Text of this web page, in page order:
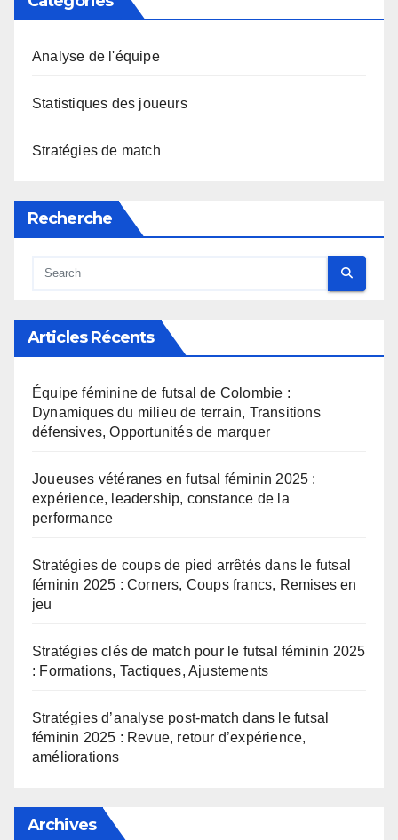
Analyse de l'équipe
Statistiques des joueurs
Stratégies de match
Recherche
Articles Récents
Équipe féminine de futsal de Colombie :
Dynamiques du milieu de terrain, Transitions
défensives, Opportunités de marquer
Joueuses vétéranes en futsal féminin 2025 :
expérience, leadership, constance de la
performance
Stratégies de coups de pied arrêtés dans le futsal
féminin 2025 : Corners, Coups francs, Remises en
jeu
Stratégies clés de match pour le futsal féminin 2025
: Formations, Tactiques, Ajustements
Stratégies d’analyse post-match dans le futsal
féminin 2025 : Revue, retour d’expérience,
améliorations
Archives